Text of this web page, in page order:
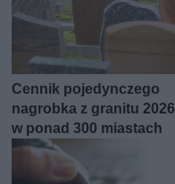
Cennik pojedynczego
nagrobka z granitu 2026
w ponad 300 miastach